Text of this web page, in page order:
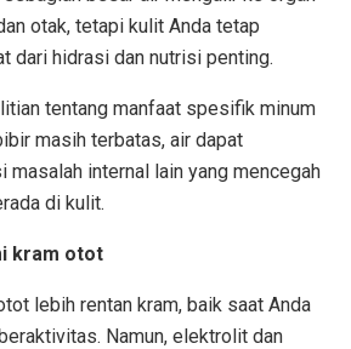
otak, tetapi kulit Anda tetap
dari hidrasi dan nutrisi penting.
tentang manfaat spesifik minum
masih terbatas, air dapat
masalah internal lain yang mencegah
di kulit.
kram otot
lebih rentan kram, baik saat Anda
Namun, elektrolit dan